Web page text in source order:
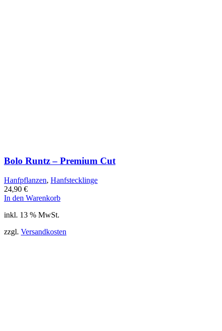
Bolo Runtz – Premium Cut
Hanfpflanzen, Hanfstecklinge
24,90 €
In den Warenkorb
inkl. 13 % MwSt.
zzgl. Versandkosten